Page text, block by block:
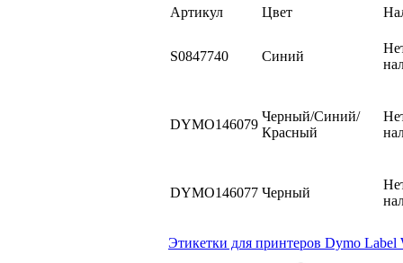
Артикул Цвет
S0847740 Синий
DYMO146079
Черный/Синий/
Красный
DYMO146077 Черный
Этикетки для принтеров Dymo